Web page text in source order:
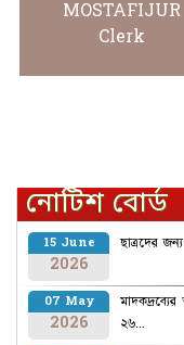
MOSTAFIJUR
Clerk
নোটিশ বোর্ড
15 June
2026
ছাত্রদের
07 May
2026
২৬...